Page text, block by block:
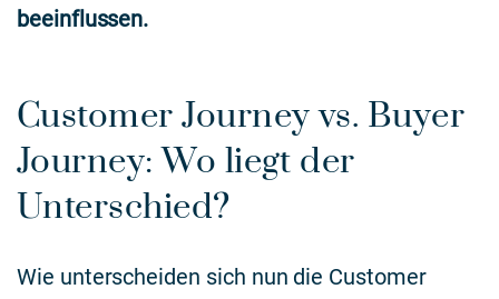
beeinflussen.
Customer Journey vs. Buyer
Journey: Wo liegt der
Unterschied?
Wie unterscheiden sich nun die Customer